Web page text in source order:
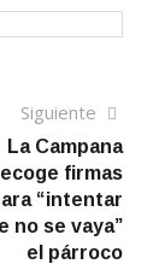
Siguiente
La Campana
firmas
“intentar
no se vaya”
el párroco